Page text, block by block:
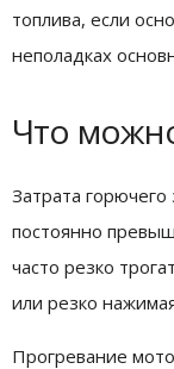
топлива, если
неполадках
Что
Затрата горючего
постоянно
часто резко
или резко
Прогревание